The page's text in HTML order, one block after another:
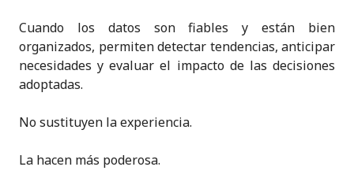
Cuando los datos son fiables y están bien
organizados, permiten detectar tendencias, anticipar
necesidades y evaluar el impacto de las decisiones
adoptadas.
No sustituyen la experiencia.
La hacen más poderosa.